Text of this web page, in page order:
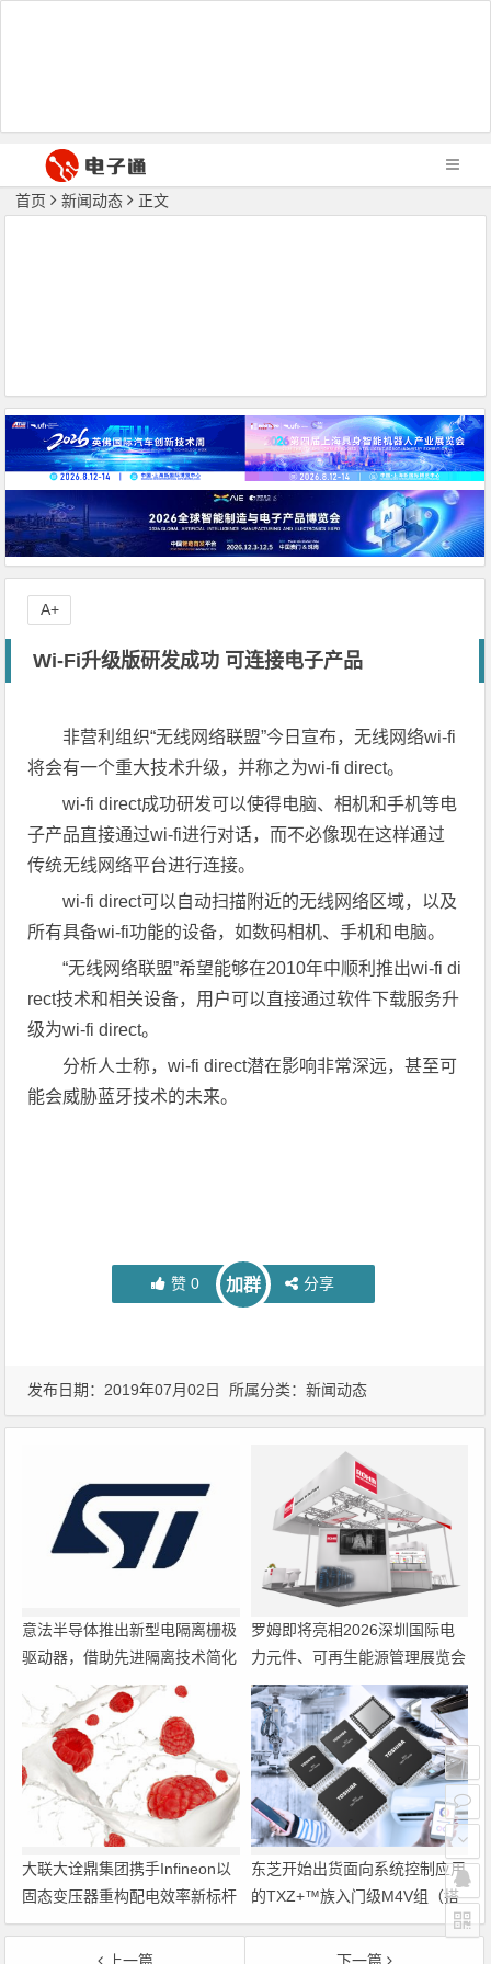
首页 新闻动态 正文
Wi-Fi升级版研发成功 可连接电子产品
非营利组织“无线网络联盟”今日宣布，无线网络wi-fi
将会有一个重大技术升级，并称之为wi-fi direct。
wi-fi direct成功研发可以使得电脑、相机和手机等电
子产品直接通过wi-fi进行对话，而不必像现在这样通过
传统无线网络平台进行连接。
wi-fi direct可以自动扫描附近的无线网络区域，以及
所有具备wi-fi功能的设备，如数码相机、手机和电脑。
“无线网络联盟”希望能够在2010年中顺利推出wi-fi di
rect技术和相关设备，用户可以直接通过软件下载服务升
级为wi-fi direct。
分析人士称，wi-fi direct潜在影响非常深远，甚至可
能会威胁蓝牙技术的未来。
赞 0 加群 分享
A+
发布日期：2019年07月02日 所属分类：新闻动态
意法半导体推出新型电隔离栅极
驱动器，借助先进隔离技术简化
电源设计
罗姆即将亮相2026深圳国际电
力元件、可再生能源管理展览会
暨研讨会
大联大诠鼎集团携手Infineon以
固态变压器重构配电效率新标杆
东芝开始出货面向系统控制应用
的TXZ+™族入门级M4V组（搭
载Arm Cortex‑M4内核的标准微
控制器）工程样品